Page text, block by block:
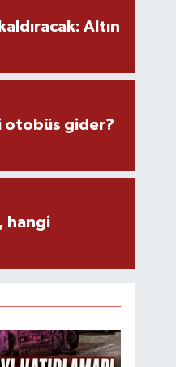
Altın
otobüs gider?
hangi